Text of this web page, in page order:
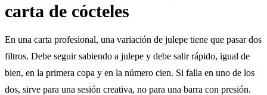
carta de cócteles
En una carta profesional, una variación de julepe tiene que pasar dos
filtros. Debe seguir sabiendo a julepe y debe salir rápido, igual de
bien, en la primera copa y en la número cien. Si falla en uno de los
dos, sirve para una sesión creativa, no para una barra con presión.